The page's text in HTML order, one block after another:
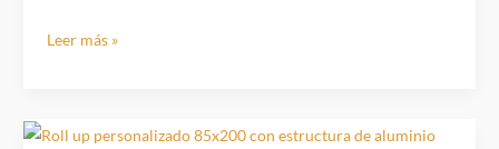
Día
Leer más »